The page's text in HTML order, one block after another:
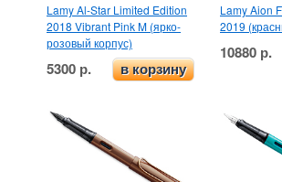
Lamy Al-Star Limited Edition
2018 Vibrant Pink M (ярко-
розовый корпус)
5300 р. в корзину
Lamy Aion
2019
10880 р.